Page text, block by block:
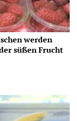
werden
süßen Frucht